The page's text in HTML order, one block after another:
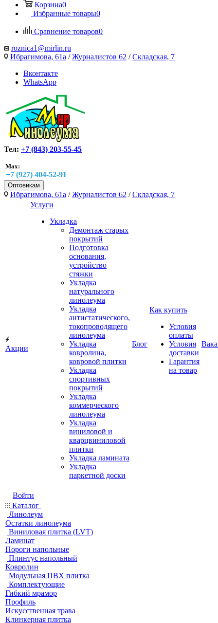
Корзина0
Избранные товары0
Сравнение товаров0
roznica1@mirlin.ru
Ибрагимова, 61а /Журналистов 62 /Складская, 7
Вконтакте
WhatsApp
Тел: +7 (843) 203-55-45
Max:
+7 (927) 404-52-91
Оптовикам
Ибрагимова, 61а /Журналистов 62 /Складская, 7
Акции
Услуги
Укладка
Демонтаж старых
покрытий
Подготовка
основания,
устройство
стяжки
Укладка
натурального
линолеума
Укладка
антистатического,
токопроводящего
линолеума
Укладка
ковролина,
ковровой плитки
Укладка
спортивных
покрытий
Укладка
коммерческого
линолеума
Укладка
виниловой и
кварцвиниловой
плитки
Укладка ламината
Укладка
паркетной доски
Блог
Как купить
Условия
оплаты
Условия
доставки
Гарантия
на товар
Войти
Каталог
Линолеум
Остатки линолеума
Виниловая плитка (LVT)
Ламинат
Пороги напольные
Плинтус напольный
Ковролин
Модульная ПВХ плитка
Комплектующие
Гибкий мрамор
Профиль
Искусственная трава
Клинкерная плитка